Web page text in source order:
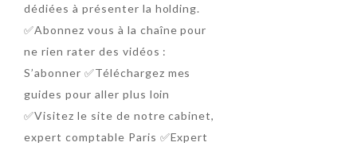
dédiées à présenter la holding.
✅Abonnez vous à la chaîne pour
ne rien rater des vidéos :
S’abonner ✅Téléchargez mes
guides pour aller plus loin
✅Visitez le site de notre cabinet,
expert comptable Paris ✅Expert